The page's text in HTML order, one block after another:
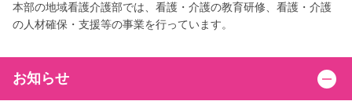
本部の地域看護介護部では、看護・介護の教育研修、看護・介護
の人材確保・支援等の事業を行っています。
お知らせ